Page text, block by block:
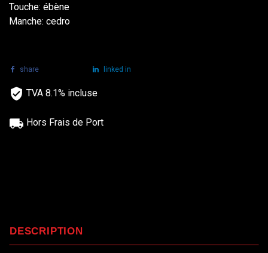
Touche: ébène
Manche: cedro
share linked in
TVA 8.1% incluse
Hors Frais de Port
DESCRIPTION